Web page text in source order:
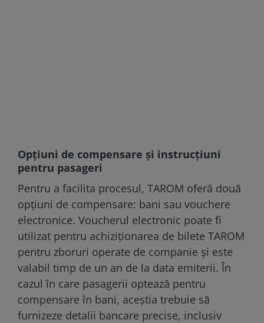
Opțiuni de compensare și instrucțiuni
pentru pasageri
Pentru a facilita procesul, TAROM oferă două
opțiuni de compensare: bani sau vouchere
electronice. Voucherul electronic poate fi
utilizat pentru achiziționarea de bilete TAROM
pentru zboruri operate de companie și este
valabil timp de un an de la data emiterii. În
cazul în care pasagerii optează pentru
compensare în bani, aceștia trebuie să
furnizeze detalii bancare precise, inclusiv